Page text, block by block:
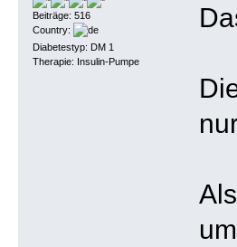
Beiträge: 516
Country:
Diabetestyp: DM 1
Therapie: Insulin-Pumpe